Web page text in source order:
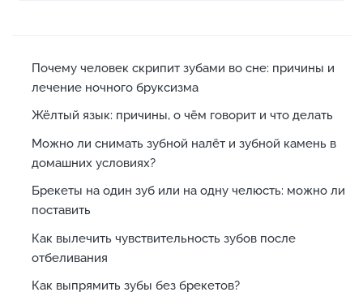
Почему человек скрипит зубами во сне: причины и
лечение ночного бруксизма
Жёлтый язык: причины, о чём говорит и что делать
Можно ли снимать зубной налёт и зубной камень в
домашних условиях?
Брекеты на один зуб или на одну челюсть: можно ли
поставить
Как вылечить чувствительность зубов после
отбеливания
Как выпрямить зубы без брекетов?